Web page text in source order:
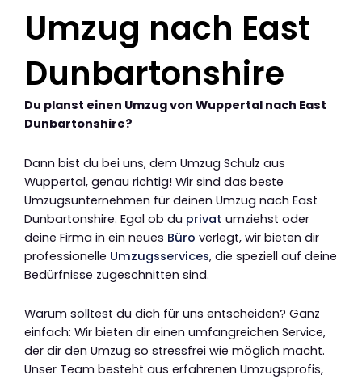
Umzug nach East
Dunbartonshire
Du planst einen Umzug von Wuppertal nach East
Dunbartonshire?
Dann bist du bei uns, dem Umzug Schulz aus
Wuppertal, genau richtig! Wir sind das beste
Umzugsunternehmen für deinen Umzug nach East
Dunbartonshire. Egal ob du privat umziehst oder
deine Firma in ein neues Büro verlegt, wir bieten dir
professionelle Umzugsservices, die speziell auf deine
Bedürfnisse zugeschnitten sind.
Warum solltest du dich für uns entscheiden? Ganz
einfach: Wir bieten dir einen umfangreichen Service,
der dir den Umzug so stressfrei wie möglich macht.
Unser Team besteht aus erfahrenen Umzugsprofis,